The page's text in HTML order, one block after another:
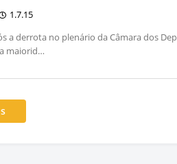
1.7.15
a derrota no plenário da Câmara dos
maiorid…